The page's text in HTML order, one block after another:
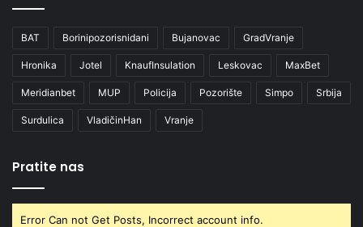
BAT Borinipozorisnidani Bujanovac GradVranje
Hronika Jotel KnaufInsulation Leskovac MaxBet
Meridianbet MUP Policija Pozorište Simpo Srbija
Surdulica VladičinHan Vranje
Pratite nas
Error Can not Get Posts, Incorrect account info.